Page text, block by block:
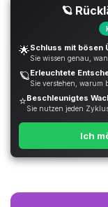
🪐
🌟Schluss mit bösen
Sie wissen genau,
🪐Erleuchtete
Sie verstehen, warum
⭐Beschleunigtes
Sie nutzen jeden
Ich